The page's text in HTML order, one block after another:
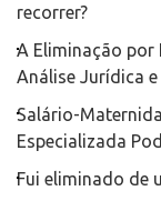
recorrer?
A Eliminação por
Análise Jurídica
Salário-
Especializada
Fui eliminado de